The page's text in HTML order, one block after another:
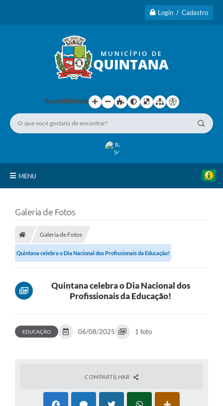
Login / Cadastro
Acessibilidade
MENU
A Cidade
A Prefeitura
Secretarias
Licitações
Tecnologia da Informação e Proteção de Dados
Galeria de Fotos
Galeria de Fotos
Quintana celebra o Dia Nacional dos Profissionais da Educação!
Quintana celebra o Dia Nacional dos
Profissionais da Educação!
EDUCAÇÃO 06/08/2025 1 foto
COMPARTILHAR